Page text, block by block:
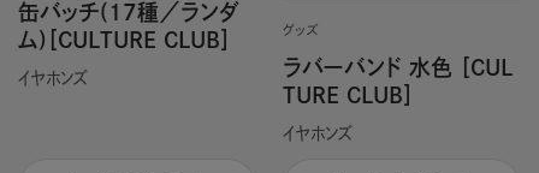
缶バッチ(17種／ランダ
ム)［CULTURE CLUB］
イヤホンズ
グッズ
ラバーバンド 水色 ［CUL
TURE CLUB］
イヤホンズ